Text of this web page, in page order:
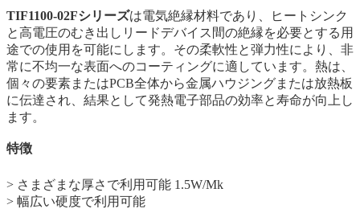
TIF1100-02Fシリーズは電気絶縁材料であり、ヒートシンク
と高電圧のむき出しリードデバイス間の絶縁を必要とする用
途での使用を可能にします。その柔軟性と弾力性により、非
常に不均一な表面へのコーティングに適しています。熱は、
個々の要素またはPCB全体から金属ハウジングまたは放熱板
に伝達され、結果として発熱電子部品の効率と寿命が向上し
ます。
特徴
> さまざまな厚さで利用可能 1.5W/Mk
> 幅広い硬度で利用可能